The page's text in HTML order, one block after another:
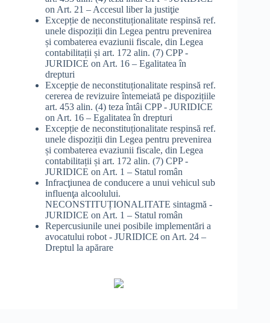
on Art. 21 – Accesul liber la justiţie
Excepție de neconstituționalitate respinsă ref.
unele dispoziții din Legea pentru prevenirea
și combaterea evaziunii fiscale, din Legea
contabilitații și art. 172 alin. (7) CPP -
JURIDICE on Art. 16 – Egalitatea în
drepturi
Excepție de neconstituționalitate respinsă ref.
cererea de revizuire întemeiată pe dispozițiile
art. 453 alin. (4) teza întâi CPP - JURIDICE
on Art. 16 – Egalitatea în drepturi
Excepție de neconstituționalitate respinsă ref.
unele dispoziții din Legea pentru prevenirea
și combaterea evaziunii fiscale, din Legea
contabilitații și art. 172 alin. (7) CPP -
JURIDICE on Art. 1 – Statul român
Infracţiunea de conducere a unui vehicul sub
influenţa alcoolului.
NECONSTITUȚIONALITATE sintagmă -
JURIDICE on Art. 1 – Statul român
Repercusiunile unei posibile implementări a
avocatului robot - JURIDICE on Art. 24 –
Dreptul la apărare